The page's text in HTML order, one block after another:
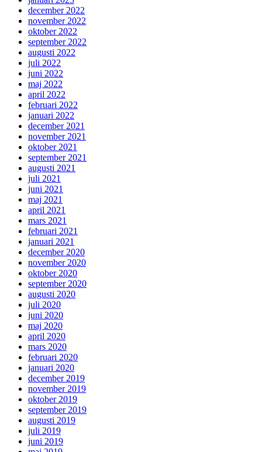
december 2022
november 2022
oktober 2022
september 2022
augusti 2022
juli 2022
juni 2022
maj 2022
april 2022
februari 2022
januari 2022
december 2021
november 2021
oktober 2021
september 2021
augusti 2021
juli 2021
juni 2021
maj 2021
april 2021
mars 2021
februari 2021
januari 2021
december 2020
november 2020
oktober 2020
september 2020
augusti 2020
juli 2020
juni 2020
maj 2020
april 2020
mars 2020
februari 2020
januari 2020
december 2019
november 2019
oktober 2019
september 2019
augusti 2019
juli 2019
juni 2019